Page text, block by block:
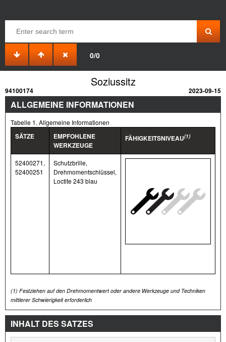
0/0
Soziussitz
94100174 2023-09-15
ALLGEMEINE INFORMATIONEN
Tabelle 1. Allgemeine Informationen
SÄTZE
EMPFOHLENE
WERKZEUGE
FÄHIGKEITSNIVEAU(1)
52400271,
52400251
Schutzbrille,
Drehmomentschlüssel,
Loctite 243 blau
(1) Festziehen auf den Drehmomentwert oder andere Werkzeuge und Techniken
mittlerer Schwierigkeit erforderlich
INHALT DES SATZES